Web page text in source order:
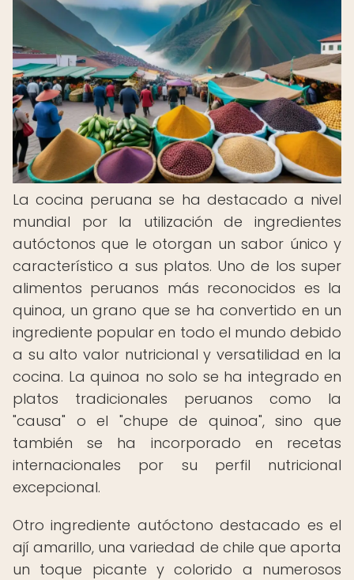
La cocina peruana se ha destacado a nivel
mundial por la utilización de ingredientes
autóctonos que le otorgan un sabor único y
característico a sus platos. Uno de los super
alimentos peruanos más reconocidos es la
quinoa, un grano que se ha convertido en un
ingrediente popular en todo el mundo debido
a su alto valor nutricional y versatilidad en la
cocina. La quinoa no solo se ha integrado en
platos tradicionales peruanos como la
"causa" o el "chupe de quinoa", sino que
también se ha incorporado en recetas
internacionales por su perfil nutricional
excepcional.
Otro ingrediente autóctono destacado es el
ají amarillo, una variedad de chile que aporta
un toque picante y colorido a numerosos